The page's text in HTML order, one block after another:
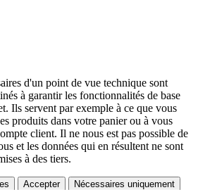
d'un point de vue technique sont
à garantir les fonctionnalités de base
Ils servent par exemple à ce que vous
produits dans votre panier ou à vous
client. Il ne nous est pas possible de
et les données qui en résultent ne sont
à des tiers.
Accepter Nécessaires uniquement